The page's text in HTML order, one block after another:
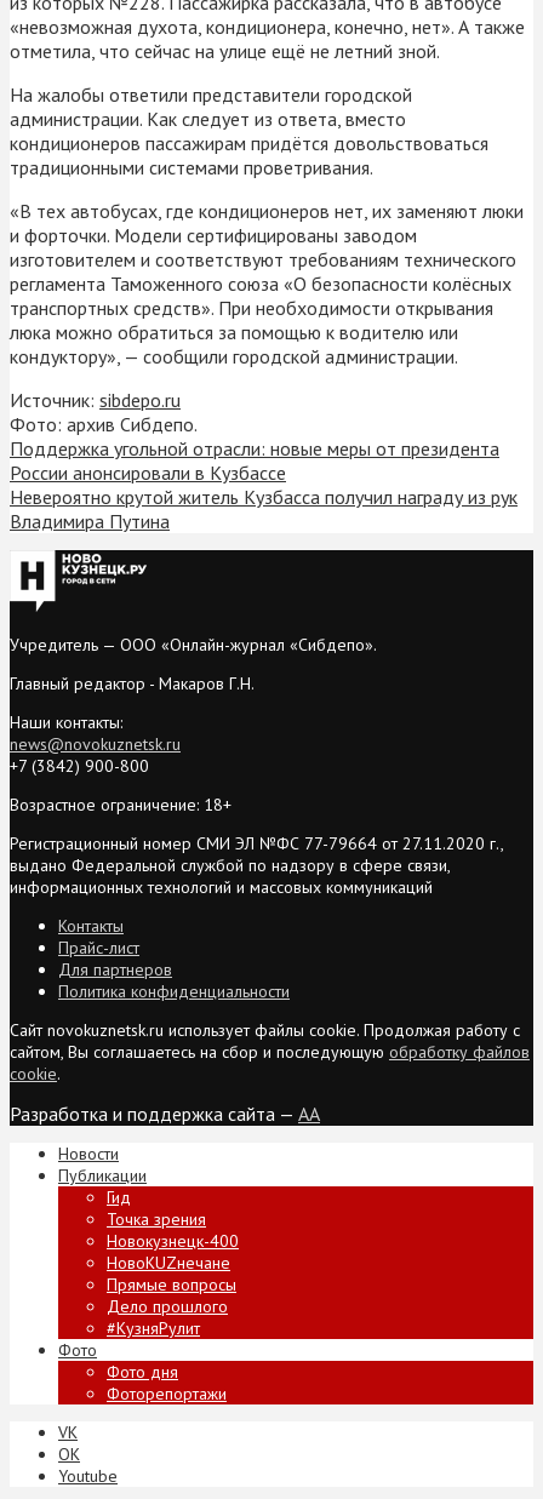
«невозможная духота, кондиционера, конечно, нет». А также
отметила, что сейчас на улице ещё не летний зной.
На жалобы ответили представители городской
администрации. Как следует из ответа, вместо
кондиционеров пассажирам придётся довольствоваться
традиционными системами проветривания.
«В тех автобусах, где кондиционеров нет, их заменяют люки
и форточки. Модели сертифицированы заводом
изготовителем и соответствуют требованиям технического
регламента Таможенного союза «О безопасности колёсных
транспортных средств». При необходимости открывания
люка можно обратиться за помощью к водителю или
кондуктору», — сообщили городской администрации.
Источник: sibdepo.ru
Фото: архив Сибдепо.
Поддержка угольной отрасли: новые меры от президента
России анонсировали в Кузбассе
Невероятно крутой житель Кузбасса получил награду из рук
Владимира Путина
Учредитель — ООО «Онлайн-журнал «Сибдепо».
Главный редактор - Макаров Г.Н.
Наши контакты:
news@novokuznetsk.ru
+7 (3842) 900-800
Возрастное ограничение: 18+
Регистрационный номер СМИ ЭЛ №ФС 77-79664 от 27.11.2020 г.,
выдано Федеральной службой по надзору в сфере связи,
информационных технологий и массовых коммуникаций
Контакты
Прайс-лист
Для партнеров
Политика конфиденциальности
Сайт novokuznetsk.ru использует файлы cookie. Продолжая работу с
сайтом, Вы соглашаетесь на сбор и последующую обработку файлов
cookie.
Разработка и поддержка сайта — AA
Новости
Публикации
Гид
Точка зрения
Новокузнецк-400
НовоKUZнечане
Прямые вопросы
Дело прошлого
#КузняРулит
Фото
Фото дня
Фоторепортажи
VK
ОК
Youtube